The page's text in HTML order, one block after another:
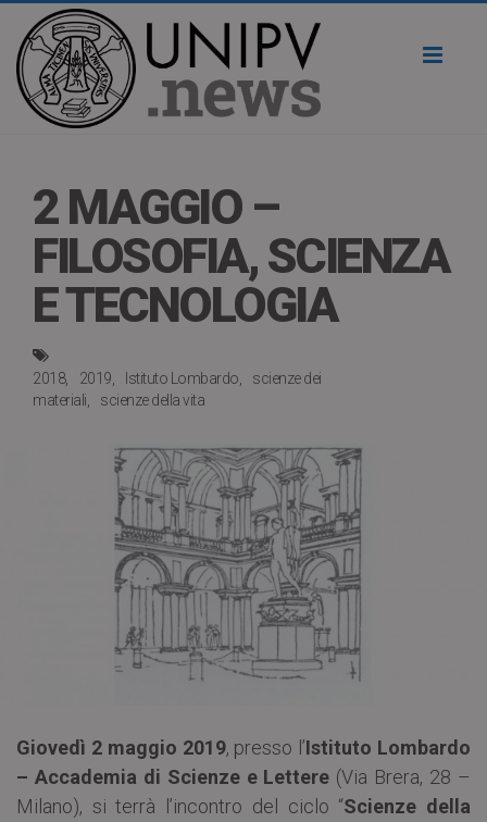
2 MAGGIO –
FILOSOFIA, SCIENZA
E TECNOLOGIA
2018 2019 Istituto Lombardo
scienze dei
materiali
scienze della vita
Giovedì 2 maggio 2019, presso l’Istituto Lombardo
– Accademia di Scienze e Lettere (Via Brera, 28 –
Milano), si terrà l’incontro del ciclo “Scienze della